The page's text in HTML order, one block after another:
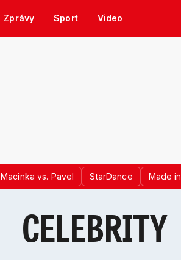
Zprávy Sport Video
Macinka vs. Pavel StarDance Made
CELEBRITY